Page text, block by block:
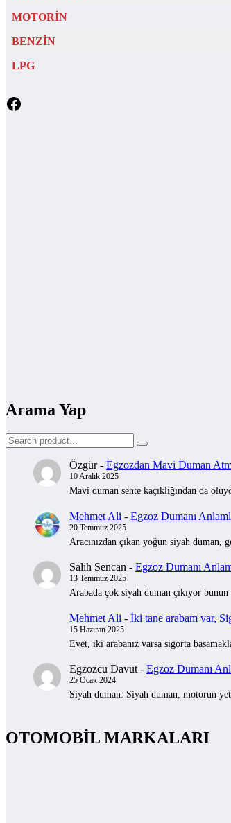
MOTORİN
BENZİN
LPG
Facebook
Arama Yap
Özgür- Egzozdan Mavi Duman
10 Aralık 2025
Mavi duman sente kaçıklığından da
Mehmet Ali - Egzoz Dumanı
20 Temmuz 2025
Aracınızdan çıkan yoğun siyah duman,
Salih Sencan - Egzoz Dumanı
13 Temmuz 2025
Arabada çok siyah duman çıkıyor bunun
Mehmet Ali - İki tane arabam var,
15 Haziran 2025
Evet, iki arabanız varsa sigorta
Egzozcu Davut - Egzoz Dumanı
25 Ocak 2024
Siyah duman: Siyah duman, motorun
OTOMOBİL MARKALARI